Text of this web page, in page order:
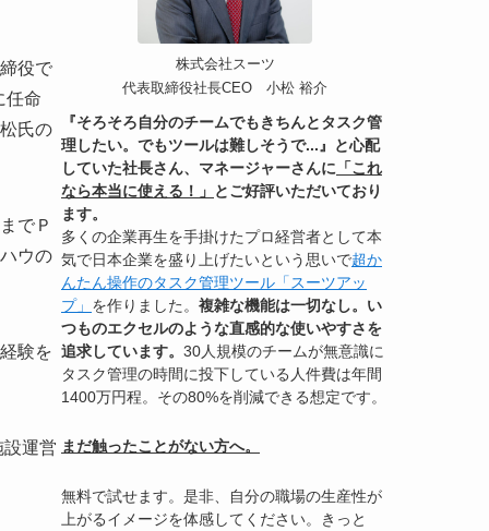
役で
任命
氏の
でＰ
ウの
験を
運営
株式会社スーツ
代表取締役社長CEO 小松 裕介
『そろそろ自分のチームでもきちんとタスク管
理したい。でもツールは難しそうで...』と心配
していた社長さん、マネージャーさんに 「これ
なら本当に使える！」 とご好評いただいており
ます。
多くの企業再生を手掛けたプロ経営者として本
気で日本企業を盛り上げたいという思いで超か
んたん操作のタスク管理ツール「スーツアッ
プ」 を作りました。 複雑な機能は一切なし。い
つものエクセルのような直感的な使いやすさを
追求しています。 30人規模のチームが無意識に
タスク管理の時間に投下している人件費は年間
1400万円程。その80%を削減できる想定です。
まだ触ったことがない方へ。
無料で試せます。是非、自分の職場の生産性が
上がるイメージを体感してください。きっと